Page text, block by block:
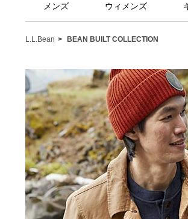
メンズ ウィメンズ
L.L.Bean BEAN BUILT COLLECTION